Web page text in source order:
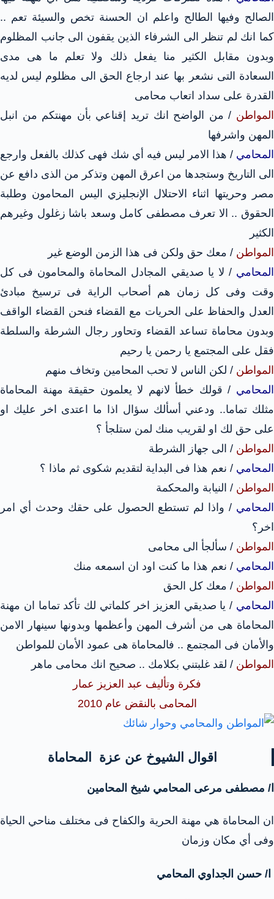
الصالح وفيها الطالح واعلم ان الحسنة تخص والسيئة تعم ..
كما انك لم تنظر الى الشرفاء الذين يقفون الى جانب المظلوم
وبدون مقابل الكثير منا يفعل ذلك ولا تعلم ما هى مدى
السعادة التى نشعر بها عند ارجاع الحق الى مظلوم ليس لديه
القدرة على سداد اتعاب محامى
المواطن / من الواضح انك تريد إقناعي بأن مهنتكم من انبل
المهن واشرفها
المحامي / هذا الامر ليس فيه أي شك فهى كذلك بالفعل وارجع
الى التاريخ وستجدها من اعرق المهن وتذكر من الذى دافع عن
مصر وحريتها اثناء الاحتلال الإنجليزي اليس المحامون وطلبة
الحقوق .. الا تعرف مصطفى كامل وسعد باشا زغلول وغيرهم
الكثير
المواطن / معك حق ولكن فى هذا الزمن الوضع غير
المحامي / لا يا صديقي المجادل المحاماة والمحامون فى كل
وقت وفى كل زمان هم أصحاب الراية فى ترسيخ مبادئ
العدل والحفاظ على الحريات مع القضاء فنحن القضاء الواقف
وبدون محاماة تساعد القضاء وتحاور رجال الشرطة والسلطة
فقل على المجتمع يا رحمن يا رحيم
المواطن / لكن الناس لا تحب المحامين وتخاف منهم
المحامي / قولك خطأ لانهم لا يعلمون حقيقة مهنة المحاماة
مثلك تماما.. ودعني أسألك سؤال اذا ما اعتدى اخر عليك او
على حق لك او لقريب منك لمن ستلجأ ؟
المواطن / الى جهاز الشرطة
المحامي / نعم هذا فى البداية لتقديم شكوى ثم ماذا ؟
المواطن / النيابة والمحكمة
المحامي / واذا لم تستطع الحصول على حقك وحدث أي امر
اخر؟
المواطن / سألجأ الى محامى
المحامي / نعم هذا ما كنت اود ان اسمعه منك
المواطن / معك كل الحق
المحامي / يا صديقي العزيز اخر كلماتي لك تأكد تماما ان مهنة
المحاماة هى من أشرف المهن وأعظمها وبدونها سينهار الامن
والأمان فى المجتمع .. فالمحاماة هى عمود الأمان للمواطن
المواطن / لقد غلبتني بكلامك .. صحيح انك محامى ماهر
فكرة وتأليف عبد العزيز عمار
المحامى بالنقض عام 2010
اقوال الشيوخ عن عزة المحاماة
ا/ مصطفى مرعى المحامي شيخ المحامين
ان المحاماة هي مهنة الحرية والكفاح فى مختلف مناحي الحياة
وفى أي مكان وزمان
ا/ حسن الجداوي المحامي